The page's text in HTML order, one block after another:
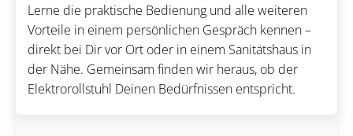
Lerne die praktische Bedienung und alle weiteren
Vorteile in einem persönlichen Gespräch kennen –
direkt bei Dir vor Ort oder in einem Sanitätshaus in
der Nähe. Gemeinsam finden wir heraus, ob der
Elektrorollstuhl Deinen Bedürfnissen entspricht.